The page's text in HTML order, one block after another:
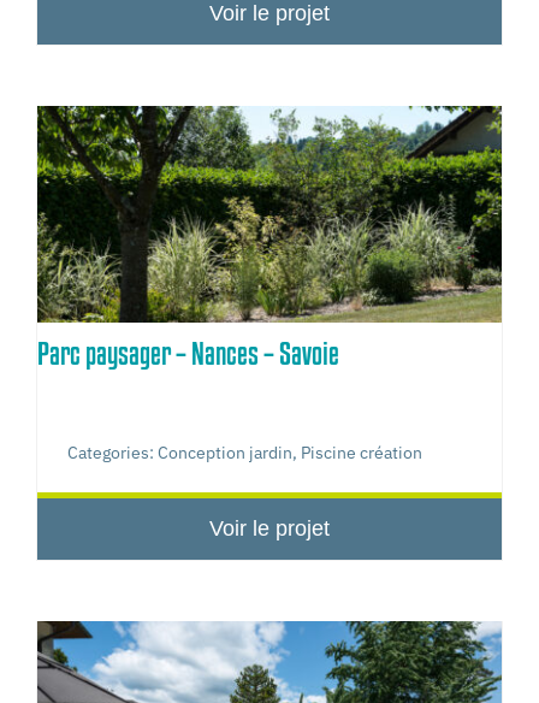
Voir le projet
Parc paysager – Nances – Savoie
Categories: Conception jardin, Piscine création
Voir le projet